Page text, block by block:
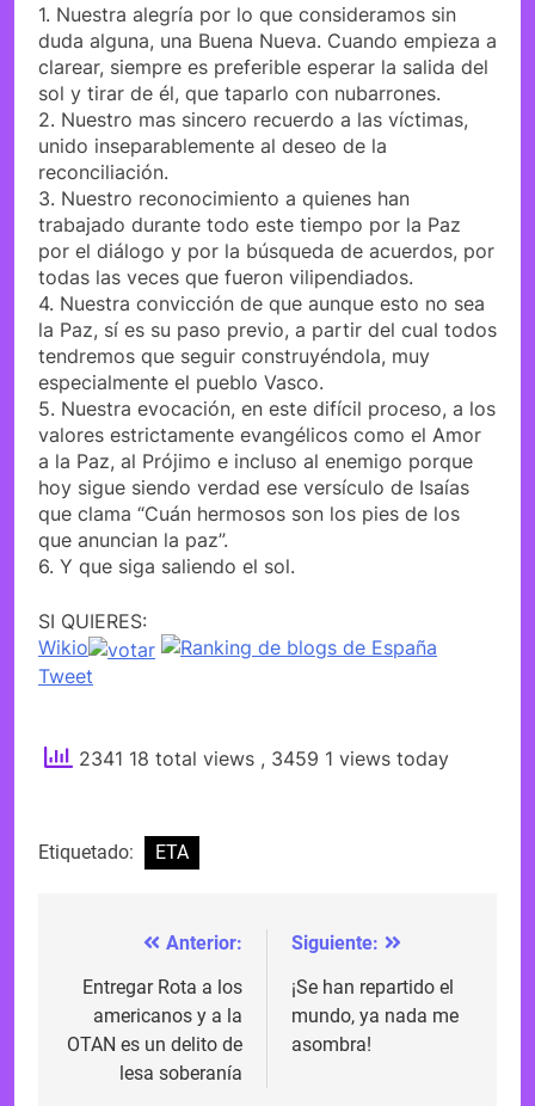
1. Nuestra alegría por lo que consideramos sin
duda alguna, una Buena Nueva. Cuando empieza a
clarear, siempre es preferible esperar la salida del
sol y tirar de él, que taparlo con nubarrones.
2. Nuestro mas sincero recuerdo a las víctimas,
unido inseparablemente al deseo de la
reconciliación.
3. Nuestro reconocimiento a quienes han
trabajado durante todo este tiempo por la Paz
por el diálogo y por la búsqueda de acuerdos, por
todas las veces que fueron vilipendiados.
4. Nuestra convicción de que aunque esto no sea
la Paz, sí es su paso previo, a partir del cual todos
tendremos que seguir construyéndola, muy
especialmente el pueblo Vasco.
5. Nuestra evocación, en este difícil proceso, a los
valores estrictamente evangélicos como el Amor
a la Paz, al Prójimo e incluso al enemigo porque
hoy sigue siendo verdad ese versículo de Isaías
que clama “Cuán hermosos son los pies de los
que anuncian la paz”.
6. Y que siga saliendo el sol.
SI QUIERES:
Wikio
Tweet
2341 18 total views , 3459 1 views today
Etiquetado: ETA
Navegación
de
entradas
Anterior:
Entregar Rota a los
americanos y a la
OTAN es un delito de
lesa soberanía
Siguiente:
¡Se han repartido el
mundo, ya nada me
asombra!